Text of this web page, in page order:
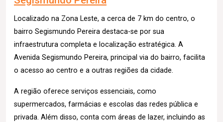
Localizado na Zona Leste, a cerca de 7 km do centro, o
bairro Segismundo Pereira destaca-se por sua
infraestrutura completa e localização estratégica. A
Avenida Segismundo Pereira, principal via do bairro, facilita
o acesso ao centro e a outras regiões da cidade.
A região oferece serviços essenciais, como
supermercados, farmácias e escolas das redes pública e
privada. Além disso, conta com áreas de lazer, incluindo as